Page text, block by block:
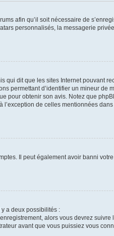
afin qu’il soit nécessaire de
personnalisés, la messagerie
qui dit que les sites Internet pouvant
permettant d’identifier un mineur de
pour obtenir son avis. Notez que
de celles mentionnées
Il peut également avoir banni
y a deux possibilités :
alors vous devrez
avant que vous puissiez vous